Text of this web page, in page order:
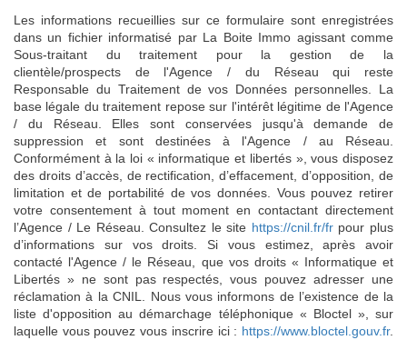
Les informations recueillies sur ce formulaire sont enregistrées
dans un fichier informatisé par La Boite Immo agissant comme
Sous-traitant du traitement pour la gestion de la
clientèle/prospects de l'Agence / du Réseau qui reste
Responsable du Traitement de vos Données personnelles. La
base légale du traitement repose sur l'intérêt légitime de l'Agence
/ du Réseau. Elles sont conservées jusqu'à demande de
suppression et sont destinées à l'Agence / au Réseau.
Conformément à la loi « informatique et libertés », vous disposez
des droits d’accès, de rectification, d’effacement, d’opposition, de
limitation et de portabilité de vos données. Vous pouvez retirer
votre consentement à tout moment en contactant directement
l’Agence / Le Réseau. Consultez le site https://cnil.fr/frpour plus
d’informations sur vos droits. Si vous estimez, après avoir
contacté l'Agence / le Réseau, que vos droits « Informatique et
Libertés » ne sont pas respectés, vous pouvez adresser une
réclamation à la CNIL. Nous vous informons de l’existence de la
liste d'opposition au démarchage téléphonique « Bloctel », sur
laquelle vous pouvez vous inscrire ici : https://www.bloctel.gouv.fr.